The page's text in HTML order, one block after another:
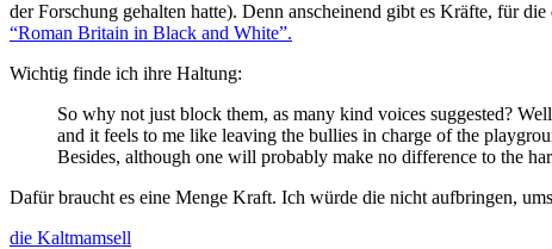
der Forschung gehalten hatte). Denn anscheinend gibt es Kräfte, für
“Roman Britain in Black and White”.
Wichtig finde ich ihre Haltung:
So why not just block them, as many kind voices suggested?
and it feels to me like leaving the bullies in charge of the
Besides, although one will probably make no difference to the
Dafür braucht es eine Menge Kraft. Ich würde die nicht aufbringen,
die Kaltmamsell